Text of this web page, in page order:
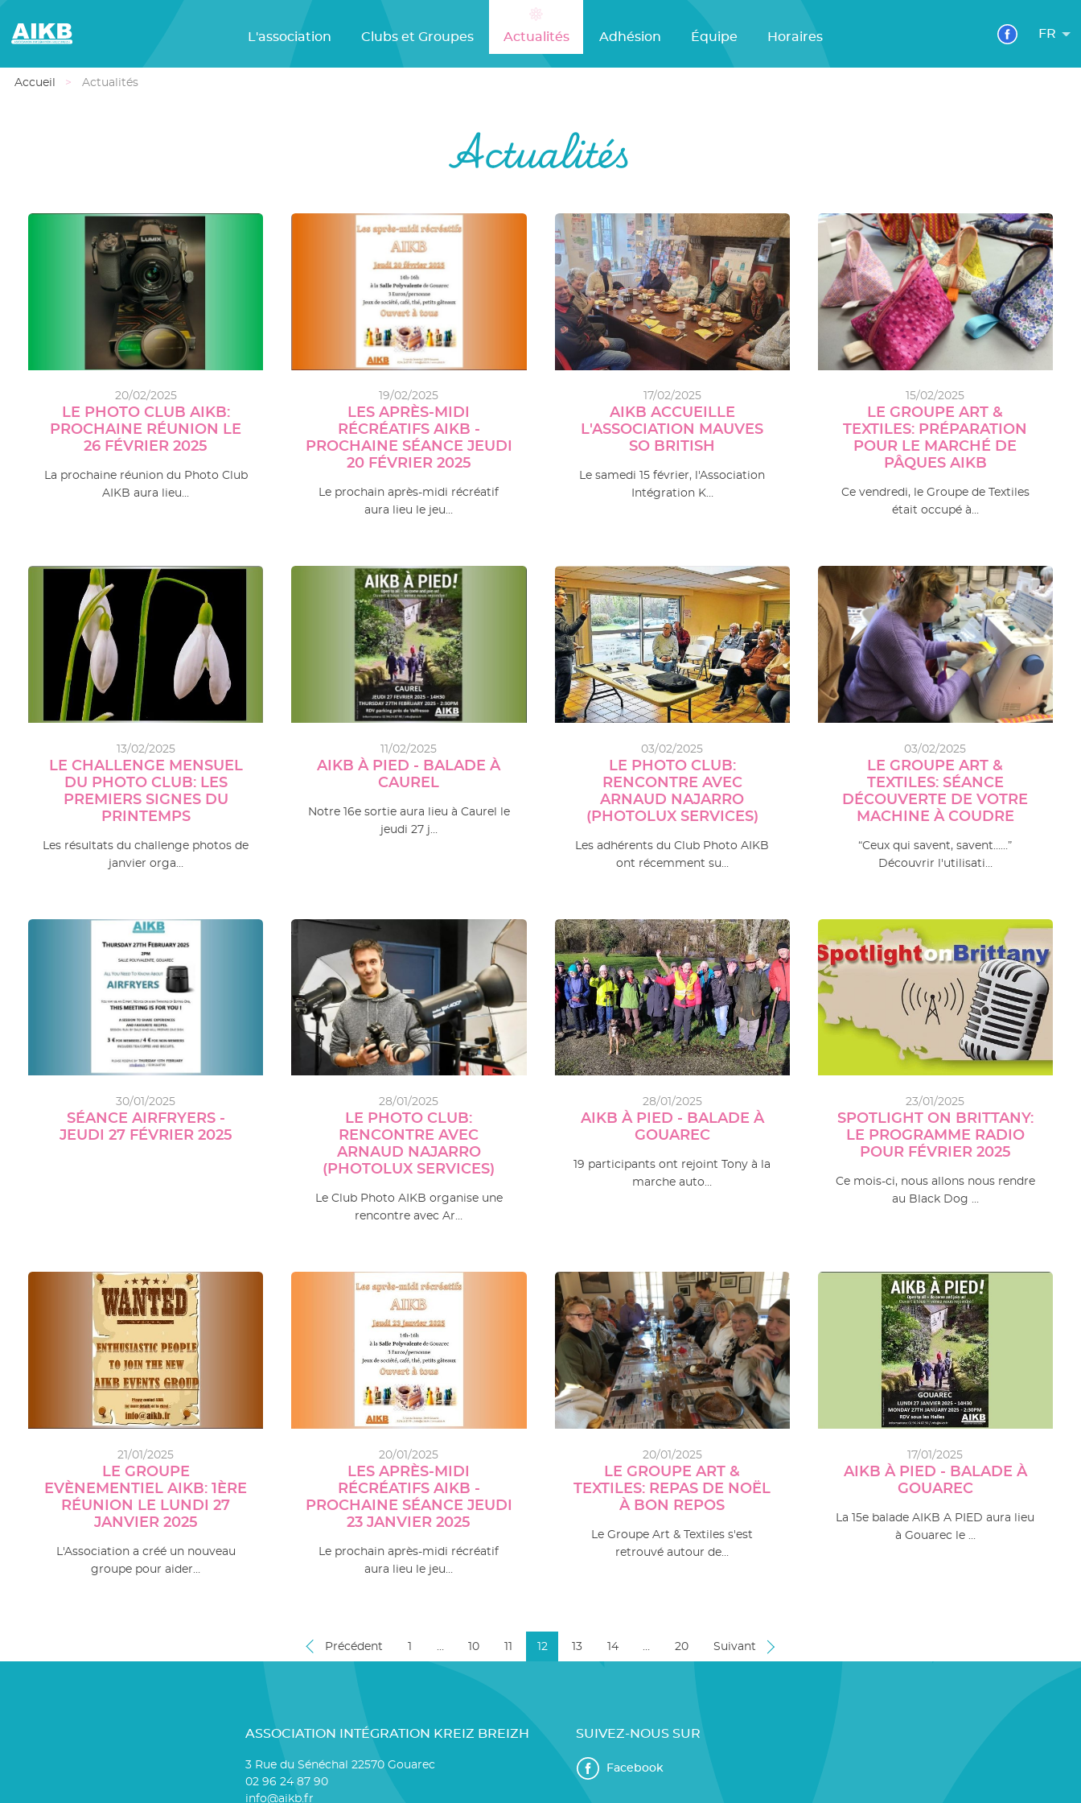
L'association Clubs et Groupes Actualités Adhésion Équipe Horaires FR
Accueil Actualités
Actualités
20/02/2025
LE PHOTO CLUB AIKB:
PROCHAINE RÉUNION LE
26 FÉVRIER 2025
La prochaine réunion du Photo Club
AIKB aura lieu…
19/02/2025
LES APRÈS-MIDI
RÉCRÉATIFS AIKB -
PROCHAINE SÉANCE JEUDI
20 FÉVRIER 2025
Le prochain après-midi récréatif
aura lieu le jeu…
17/02/2025
AIKB ACCUEILLE
L'ASSOCIATION MAUVES
SO BRITISH
Le samedi 15 février, l'Association
Intégration K…
15/02/2025
LE GROUPE ART &
TEXTILES: PRÉPARATION
POUR LE MARCHÉ DE
PÂQUES AIKB
Ce vendredi, le Groupe de Textiles
était occupé à…
13/02/2025
LE CHALLENGE MENSUEL
DU PHOTO CLUB: LES
PREMIERS SIGNES DU
PRINTEMPS
Les résultats du challenge photos de
janvier orga…
11/02/2025
AIKB À PIED - BALADE À
CAUREL
Notre 16e sortie aura lieu à Caurel le
jeudi 27 j…
03/02/2025
LE PHOTO CLUB:
RENCONTRE AVEC
ARNAUD NAJARRO
(PHOTOLUX SERVICES)
Les adhérents du Club Photo AIKB
ont récemment su…
03/02/2025
LE GROUPE ART &
TEXTILES: SÉANCE
DÉCOUVERTE DE VOTRE
MACHINE À COUDRE
“Ceux qui savent, savent……”
Découvrir l'utilisati…
30/01/2025
SÉANCE AIRFRYERS -
JEUDI 27 FÉVRIER 2025
28/01/2025
LE PHOTO CLUB:
RENCONTRE AVEC
ARNAUD NAJARRO
(PHOTOLUX SERVICES)
Le Club Photo AIKB organise une
rencontre avec Ar…
28/01/2025
AIKB À PIED - BALADE À
GOUAREC
19 participants ont rejoint Tony à la
marche auto…
23/01/2025
SPOTLIGHT ON BRITTANY:
LE PROGRAMME RADIO
POUR FÉVRIER 2025
Ce mois-ci, nous allons nous rendre
au Black Dog …
21/01/2025
LE GROUPE
EVÈNEMENTIEL AIKB: 1ÈRE
RÉUNION LE LUNDI 27
JANVIER 2025
L'Association a créé un nouveau
groupe pour aider…
20/01/2025
LES APRÈS-MIDI
RÉCRÉATIFS AIKB -
PROCHAINE SÉANCE JEUDI
23 JANVIER 2025
Le prochain après-midi récréatif
aura lieu le jeu…
20/01/2025
LE GROUPE ART &
TEXTILES: REPAS DE NOËL
À BON REPOS
Le Groupe Art & Textiles s'est
retrouvé autour de…
17/01/2025
AIKB À PIED - BALADE À
GOUAREC
La 15e balade AIKB A PIED aura lieu
à Gouarec le …
Précédent 1 10 11 12 13 14 20 Suivant
ASSOCIATION INTÉGRATION KREIZ BREIZH
3 Rue du Sénéchal 22570 Gouarec
02 96 24 87 90
info@aikb.fr
SUIVEZ-NOUS SUR
Facebook